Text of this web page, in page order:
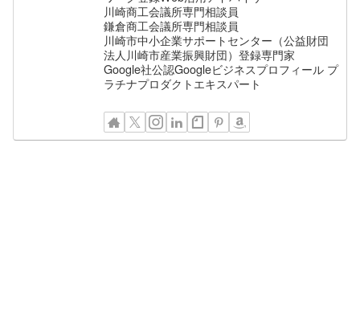
川崎商工会議所専門相談員
鎌倉商工会議所専門相談員
川崎市中小企業サポートセンター（公益財団
法人川崎市産業振興財団）登録専門家
Google社公認Googleビジネスプロフィール プ
ラチナプロダクトエキスパート